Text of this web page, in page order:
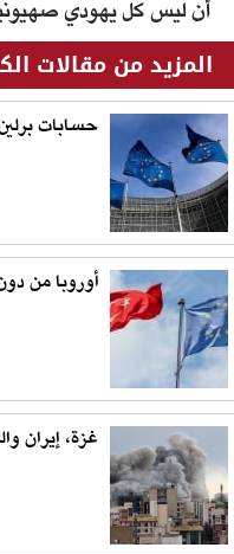
أن ليس كل يهودي
المزيد من مقالات
حسابات
أوروبا من
غزة، إيران